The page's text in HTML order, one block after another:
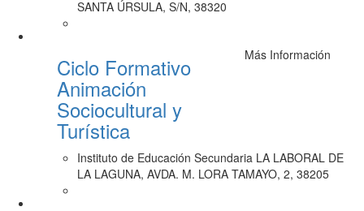
SANTA ÚRSULA, S/N, 38320
Ciclo Formativo
Animación
Sociocultural y
Turística
Más Información
Instituto de Educación Secundaria LA LABORAL DE
LA LAGUNA, AVDA. M. LORA TAMAYO, 2, 38205